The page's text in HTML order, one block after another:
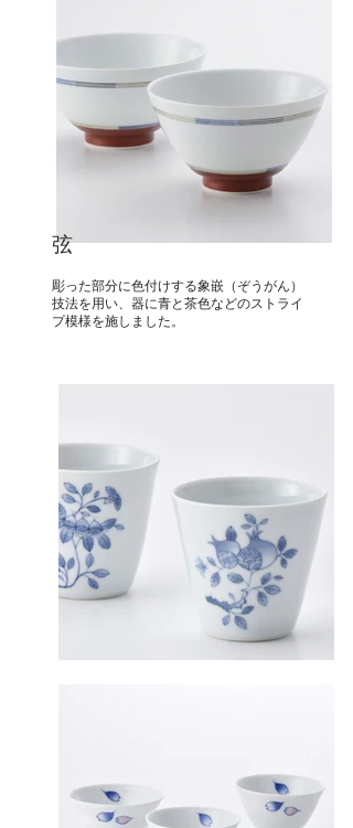
​弦
彫った部分に色付けする象嵌（ぞうがん）
技法を用い、器に青と茶色などのストライ
プ模様を施しました。